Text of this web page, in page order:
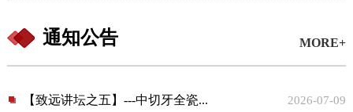
通知公告 MORE+
【致远讲坛之五】---中切牙全瓷... 2026-07-09